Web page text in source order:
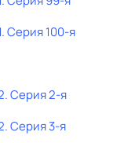
. Серия 100-я
. Серия 2-я
. Серия 3-я